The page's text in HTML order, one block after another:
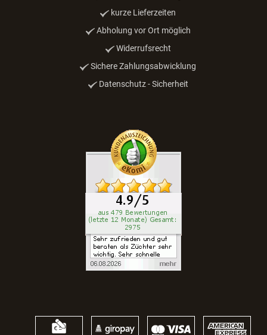
kurze Lieferzeiten
Abholung vor Ort möglich
Widerrufsrecht
Sichere Zahlungsabwicklung
Datenschutz - Sicherheit